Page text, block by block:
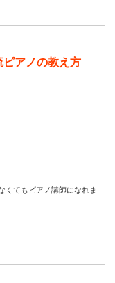
ピアノの教え方
くてもピアノ講師になれま